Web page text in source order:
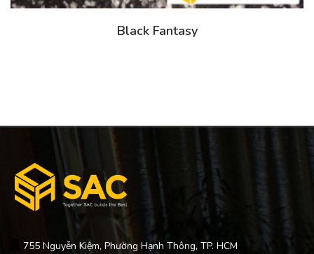
Black Fantasy
755 Nguyễn Kiệm, Phường Hạnh Thông, TP. HCM